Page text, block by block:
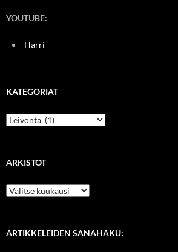
YOUTUBE:
Harri
KATEGORIAT
Kategoriat
ARKISTOT
Arkistot
ARTIKKELEIDEN SANAHAKU: